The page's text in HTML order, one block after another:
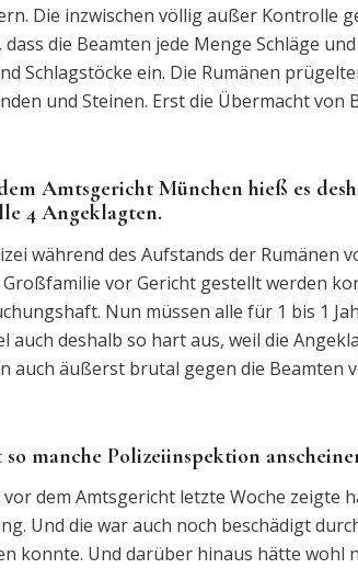
Die inzwischen völlig außer Kontrolle
die Beamten jede Menge Schläge
Schlagstöcke ein. Die Rumänen
und Steinen. Erst die Übermacht
Amtsgericht München hieß es
4 Angeklagten.
während des Aufstands der Rumänen
vor Gericht gestellt werden
Nun müssen alle für 1 bis 1
auch deshalb so hart aus, weil die
auch äußerst brutal gegen die Beamten
manche Polizeiinspektion
dem Amtsgericht letzte Woche zeigte
Und die war auch noch beschädigt
konnte. Und darüber hinaus hätte wohl